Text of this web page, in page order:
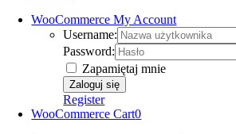
WooCommerce My Account
Username:
Password:
Zapamiętaj mnie
Register
WooCommerce Cart0